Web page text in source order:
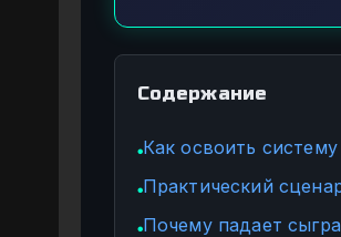
Содержание
●Как освоить
●Практический
●Почему падает